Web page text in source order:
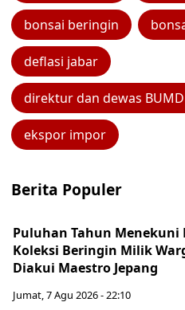
bonsai beringin
deflasi jabar
direktur dan dewas
ekspor impor
Berita Populer
Puluhan Tahun Menekuni
Koleksi Beringin Milik
Diakui Maestro Jepang
Jumat, 7 Agu 2026 - 22:10